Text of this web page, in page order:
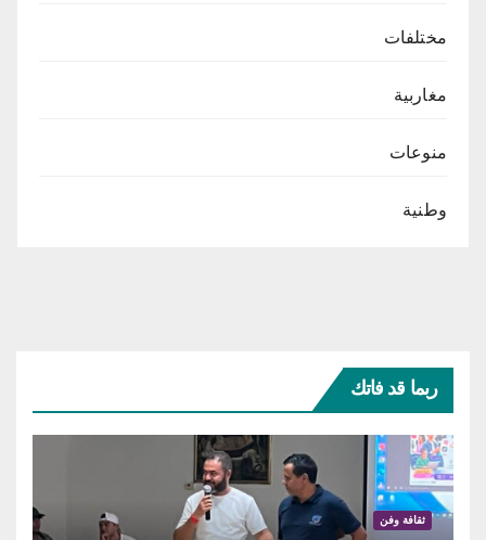
مختلفات
مغاربية
منوعات
وطنية
ربما قد فاتك
ثقافة وفن